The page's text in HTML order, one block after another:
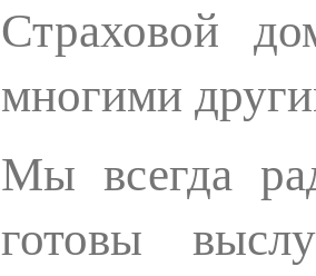
Страховой
многими
Мы всегда
готовы